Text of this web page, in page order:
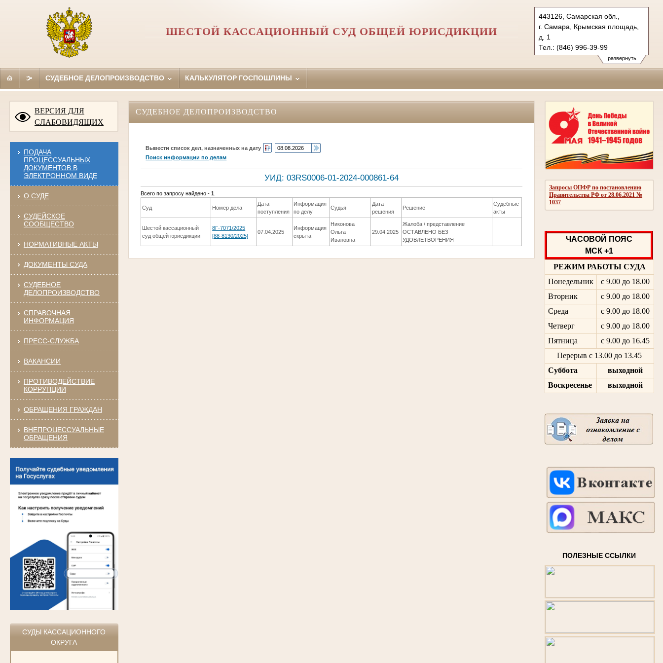
развернуть
443126, Самарская обл.,
г. Самара, Крымская площадь,
д. 1
Тел.: (846) 996-39-99
6kas@sudrf.ru
схема проезда
ШЕСТОЙ КАССАЦИОННЫЙ СУД ОБЩЕЙ ЮРИСДИКЦИИ
СУДЕБНОЕ ДЕЛОПРОИЗВОДСТВО КАЛЬКУЛЯТОР ГОСПОШЛИНЫ
ВЕРСИЯ ДЛЯ
СЛАБОВИДЯЩИХ
ПОДАЧА
ПРОЦЕССУАЛЬНЫХ
ДОКУМЕНТОВ В
ЭЛЕКТРОННОМ ВИДЕ
О СУДЕ
СУДЕЙСКОЕ
СООБЩЕСТВО
НОРМАТИВНЫЕ АКТЫ
ДОКУМЕНТЫ СУДА
СУДЕБНОЕ
ДЕЛОПРОИЗВОДСТВО
СПРАВОЧНАЯ
ИНФОРМАЦИЯ
ПРЕСС-СЛУЖБА
ВАКАНСИИ
ПРОТИВОДЕЙСТВИЕ
КОРРУПЦИИ
ОБРАЩЕНИЯ ГРАЖДАН
ВНЕПРОЦЕССУАЛЬНЫЕ
ОБРАЩЕНИЯ
СУДЫ КАССАЦИОННОГО
ОКРУГА
Запросы ОПФР по постановлению
Правительства РФ от 28.06.2021 №
1037
ЧАСОВОЙ ПОЯС
МСК +1
РЕЖИМ РАБОТЫ СУДА
Понедельник
с 9.00 до 18.00
Вторник
с 9.00 до 18.00
Среда
с 9.00 до 18.00
Четверг
с 9.00 до 18.00
Пятница
с 9.00 до 16.45
Перерыв с 13.00 до 13.45
Суббота
выходной
Воскресенье
выходной
ПОЛЕЗНЫЕ ССЫЛКИ
СУДЕБНОЕ ДЕЛОПРОИЗВОДСТВО
Вывести список дел, назначенных на дату
Поиск информации по делам
УИД: 03RS0006-01-2024-000861-64
Всего по запросу найдено -1
Суд Номер дела
Дата
поступления
Информация
по делу
Судья
Дата
решения
Решение
Судебные
акты
Шестой кассационный
суд общей юрисдикции
8Г-7071/2025
[88-8130/2025]
07.04.2025
Информация
скрыта
Никонова
Ольга
Ивановна
29.04.2025
Жалоба / представление
ОСТАВЛЕНО БЕЗ
УДОВЛЕТВОРЕНИЯ